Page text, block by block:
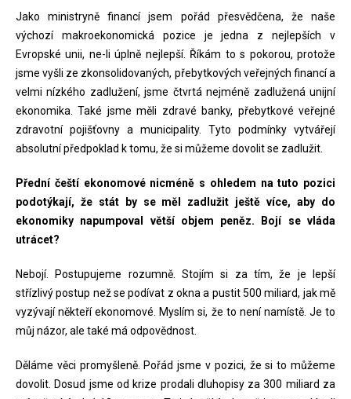
Jako ministryně financí jsem pořád přesvědčena, že naše
výchozí makroekonomická pozice je jedna z nejlepších v
Evropské unii, ne-li úplně nejlepší. Říkám to s pokorou, protože
jsme vyšli ze zkonsolidovaných, přebytkových veřejných financí a
velmi nízkého zadlužení, jsme čtvrtá nejméně zadlužená unijní
ekonomika. Také jsme měli zdravé banky, přebytkové veřejné
zdravotní pojišťovny a municipality. Tyto podmínky vytvářejí
absolutní předpoklad k tomu, že si můžeme dovolit se zadlužit.
Přední čeští ekonomové nicméně s ohledem na tuto pozici
podotýkají, že stát by se měl zadlužit ještě více, aby do
ekonomiky napumpoval větší objem peněz. Bojí se vláda
utrácet?
Nebojí. Postupujeme rozumně. Stojím si za tím, že je lepší
střízlivý postup než se podívat z okna a pustit 500 miliard, jak mě
vyzývají někteří ekonomové. Myslím si, že to není namístě. Je to
můj názor, ale také má odpovědnost.
Děláme věci promyšleně. Pořád jsme v pozici, že si to můžeme
dovolit. Dosud jsme od krize prodali dluhopisy za 300 miliard za